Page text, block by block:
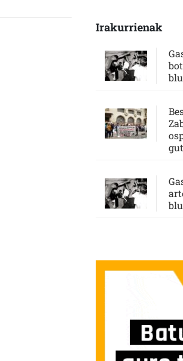
Irakurrienak